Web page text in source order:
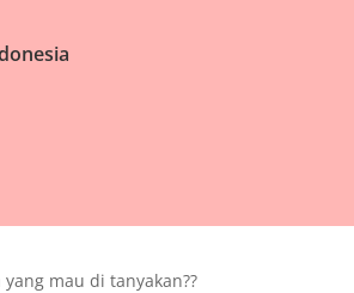
mau di tanyakan??